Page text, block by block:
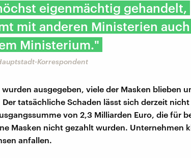
eigenmächtig gehandelt,
mit anderen Ministerien
Ministerium."
Korrespondent
ausgegeben, viele der Masken blieben
tatsächliche Schaden lässt sich derzeit
von 2,3 Milliarden Euro, die für
Masken nicht gezahlt wurden. Unternehmen
anfallen.